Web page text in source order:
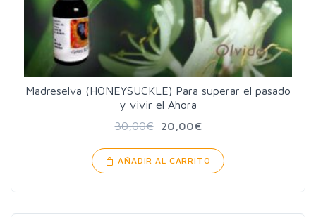
Madreselva (HONEYSUCKLE) Para superar el pasado
y vivir el Ahora
30,00€ 20,00€
AÑADIR AL CARRITO